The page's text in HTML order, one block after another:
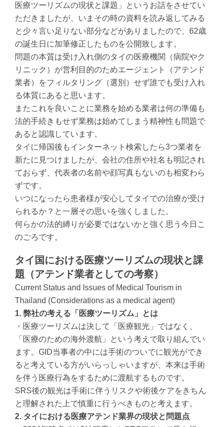
医療ツーリズムの現状と課題」というお話をさせてい
ただきましたが、いまその時の資料を読み返してみる
と少々言い足りない部分などがありましたので、62歳
の誕生日に加筆修正したものを公開致します。
問題の本質は受け入れ側のタイの医療機関（病院やク
リニック）が営利目的のためエージェント（アテンド
業者）をフィルタリング（選別）せず誰でも受け入れ
る体質にあると思います。
またこれを良いことに業務を始める業者は何の準備も
法的手続きもせず業務は始めてしまう精神性も問題で
あると認識しています。
タイに帰国後もインターネット検索したら3つ業者を
新たに見つけましたが、会社の住所や社名も明記され
ておらず、代表者の名前や顔写真もないのも相変わら
ずです。
いつになったら患者様が安心してタイでの治療が受け
られるか？と一層その思いを強くしました。
何らかの法的縛りが必要ではないかと強く思う今日こ
のごろです。
タイ国における医療ツーリズムの現状と課
題（アテンド業者としての考察）
Current Status and Issues of Medical Tourism in
Thailand (Considerations as a medical agent)
1. 弊社の考える「医療ツーリズム」とは
・医療ツーリズムは決して「医療観光」ではなく、
「医療のための海外渡航」という考えで取り組んでい
ます。GID当事者の中には手術のついでに観光ができ
ると考えている方がいらっしゃいますが、本来は手術
を伴う医療行為をするために渡航するものです。
SRS後の観光は手術に伴うリスクや術後ケアをきちん
と理解された上で慎重に行うべきものと考えます。
2. タイにおける医療アテンド業界の現状と問題点